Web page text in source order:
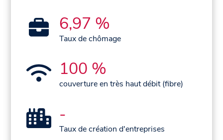
6,97 %
Taux de chômage
100 %
couverture en très haut débit (fibre)
-
Taux de création d'entreprises